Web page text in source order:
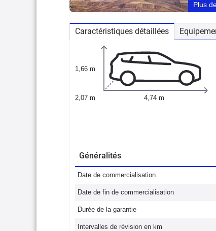
Plus
Caractéristiques détaillées
1,66 m
2,07 m 4,74 m
Généralités
Date de commercialisation
Date de fin de commercialisation
Durée de la garantie
Intervalles de révision en km